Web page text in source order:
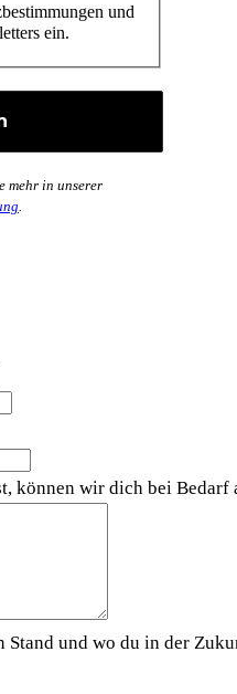
und
ein.
mehr in unserer
.
können wir dich bei
Stand und wo du in der